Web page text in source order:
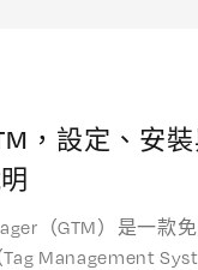
，設定、安
（GTM）是一款
Management